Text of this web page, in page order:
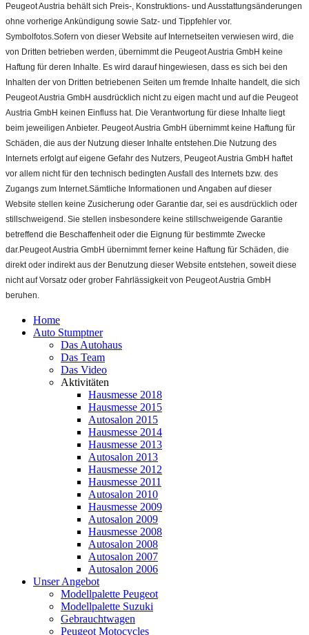
Peugeot Austria behält sich Preis-, Konstruktions- und Ausstattungsänderungen
ohne vorherige Ankündigung sowie Satz- und Tippfehler vor.
Symbolfotos.Sofern von dieser Website auf Internetseiten verwiesen wird, die
von Dritten betrieben werden, übernimmt die Peugeot Austria GmbH keine
Haftung für deren Inhalte. Es wird darauf hingewiesen, dass es sich bei den
Inhalten der von Dritten betriebenen Seiten um fremde Inhalte handelt, die sich
Peugeot Austria GmbH ausdrücklich nicht zu eigen macht und auf die Peugeot
Austria GmbH keinen Einfluss hat. Die Verantwortung für diese Inhalte liegt
beim jeweiligen Anbieter. Peugeot Austria GmbH übernimmt keine Haftung für
Schäden, die aus der Nutzung dieser Inhalte entstehen.Die Nutzung des
Internets erfolgt auf eigene Gefahr des Nutzers, Peugeot Austria GmbH haftet
vor allem nicht für den technisch bedingten Ausfall des Internets bzw. des
Zugangs zum Internet.Sämtliche Informationen und Angaben auf dieser
Website stellen keine Zusicherung oder Garantie dar, sei es ausdrücklich oder
stillschweigend. Sie stellen insbesondere keine stillschweigende Garantie
betreffend die Beschaffenheit oder die Eignung für bestimmte Zwecke
dar.Peugeot Austria GmbH übernimmt ferner keine Haftung für Schäden, die
direkt oder indirekt aus der Benutzung dieser Website entstehen, soweit diese
nicht auf Vorsatz oder grober Fahrlässigkeit von Peugeot Austria GmbH
beruhen.
Home
Auto Stumptner
Das Autohaus
Das Team
Das Video
Aktivitäten
Hausmesse 2018
Hausmesse 2015
Autosalon 2015
Hausmesse 2014
Hausmesse 2013
Autosalon 2013
Hausmesse 2012
Hausmesse 2011
Autosalon 2010
Hausmesse 2009
Autosalon 2009
Hausmesse 2008
Autosalon 2008
Autosalon 2007
Autosalon 2006
Unser Angebot
Modellpalette Peugeot
Modellpalette Suzuki
Gebrauchtwagen
Peugeot Motocycles